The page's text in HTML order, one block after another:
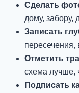
Сделать
дому, забору,
Записать
Отметить
схема лучше,
Подписать